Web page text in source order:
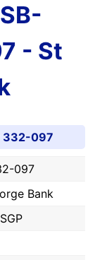
- St
332-097
097
Bank
SGP